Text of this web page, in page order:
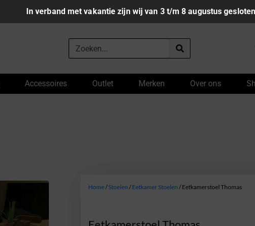
In verband met vakantie zijn wij van 3 t/m 8 augustus
Accessoires Outlet Merken Over ons
Home/Stoelen /Eetkamer Stoelen / Eetkamerstoel Thomas